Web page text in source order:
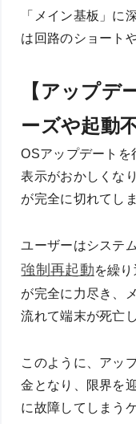
「メイン基板」に
は回路のショート
【アップデ
ーズや起動
OSアップデートを
表示がおかしくな
が完全に切れてし
ユーザーはシステ
強制再起動を繰
が完全に力尽き、
流れて端末が死亡
このように、アッ
金となり、限界を
に故障してしまう